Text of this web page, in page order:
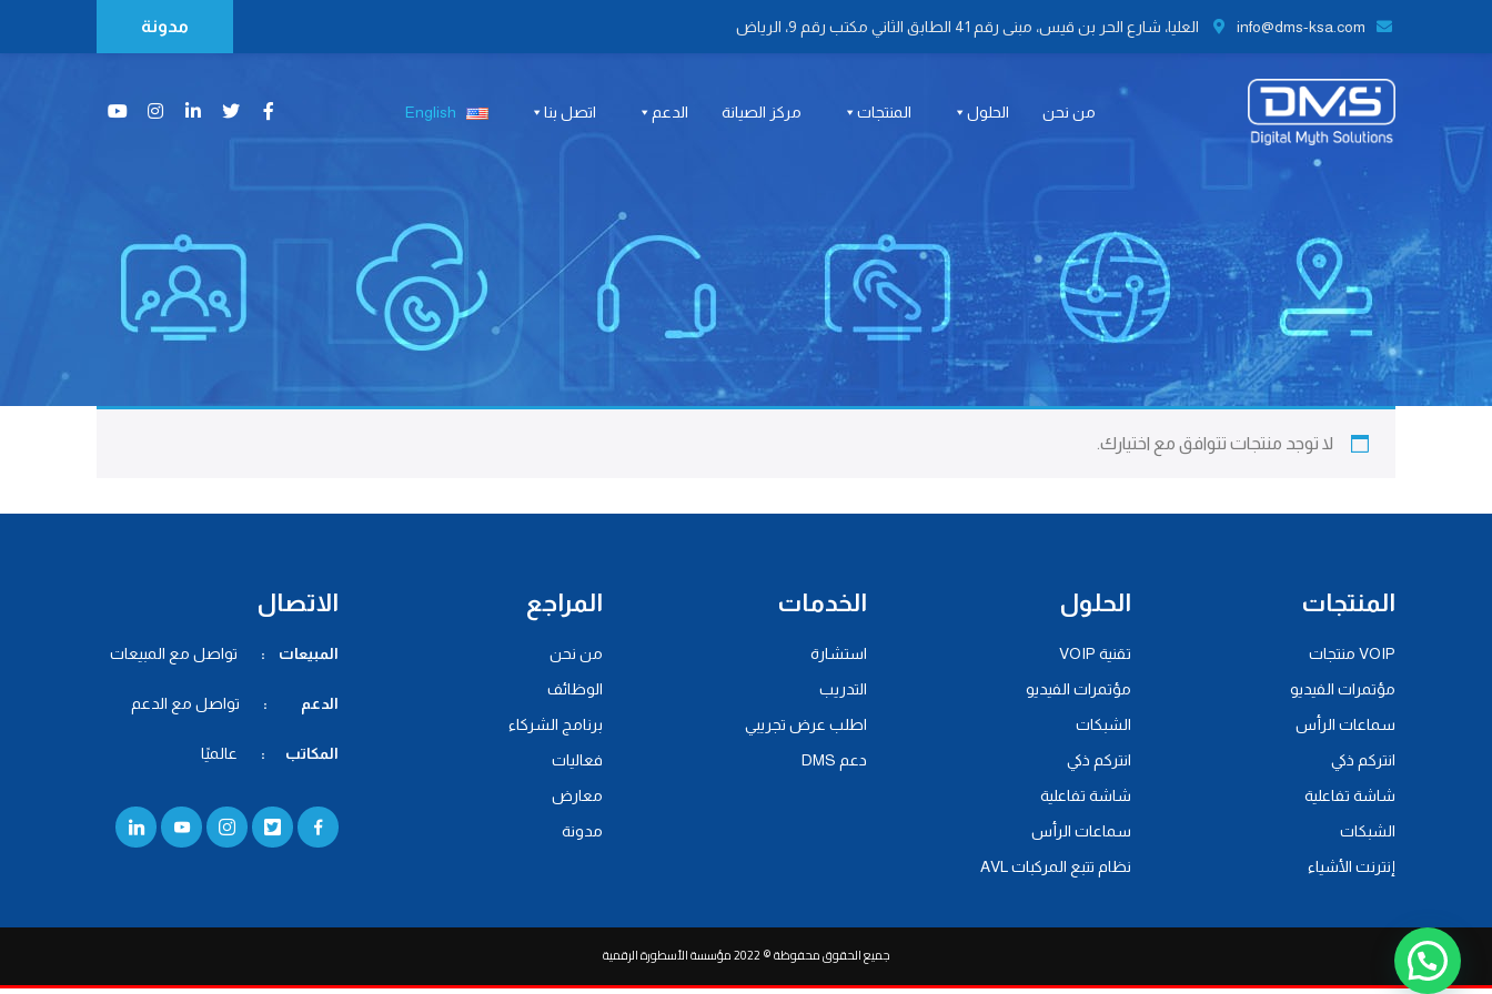
info@dms-ksa.com العليا، شارع الحر بن قيس، مبنى رقم 41 الطابق الثاني مكتب رقم 9، الرياض مدونة
من نحن الحلول المنتجات مركز الصيانة الدعم اتصل بنا English
لا توجد منتجات تتوافق مع اختيارك.
المنتجات
VOIP منتجات
مؤتمرات الفيديو
سماعات الرأس
انتركم ذكي
شاشة تفاعلية
الشبكات
إنترنت الأشياء
الحلول
تقنية VOIP
مؤتمرات الفيديو
الشبكات
انتركم ذكي
شاشة تفاعلية
سماعات الرأس
نظام تتبع المركبات AVL
الخدمات
استشارة
التدريب
اطلب عرض تجريبي
دعم DMS
المراجع
من نحن
الوظائف
برنامج الشركاء
فعاليات
معارض
مدونة
الاتصال
المبيعات : تواصل مع المبيعات
الدعم : تواصل مع الدعم
المكاتب : عالميًا
جميع الحقوق محفوظة © 2022 مؤسسة الأسطورة الرقمية